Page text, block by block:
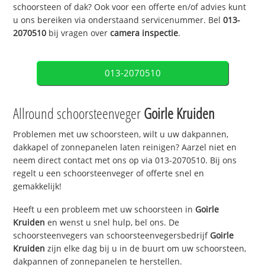
schoorsteen of dak? Ook voor een offerte en/of advies kunt
u ons bereiken via onderstaand servicenummer. Bel013-
2070510 bij vragen overcamera inspectie.
013-2070510
Allround schoorsteenvegerGoirle Kruiden
Problemen met uw schoorsteen, wilt u uw dakpannen,
dakkapel of zonnepanelen laten reinigen? Aarzel niet en
neem direct contact met ons op via 013-2070510. Bij ons
regelt u een schoorsteenveger of offerte snel en
gemakkelijk!
Heeft u een probleem met uw schoorsteen in Goirle
Kruiden en wenst u snel hulp, bel ons. De
schoorsteenvegers van schoorsteenvegersbedrijf Goirle
Kruiden zijn elke dag bij u in de buurt om uw schoorsteen,
dakpannen of zonnepanelen te herstellen.